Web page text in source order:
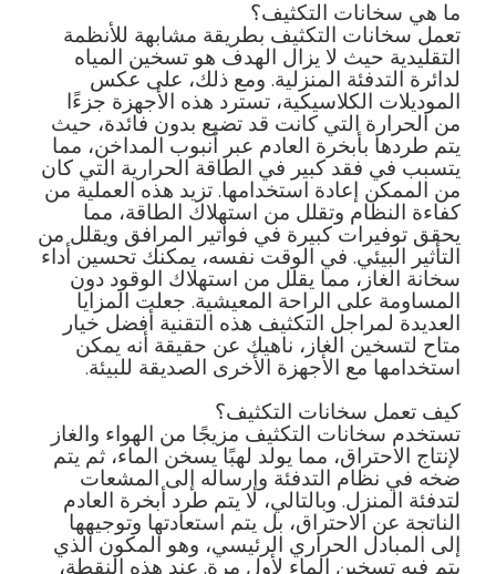
ما هي سخانات التكثيف؟
تعمل سخانات التكثيف بطريقة مشابهة للأنظمة
التقليدية حيث لا يزال الهدف هو تسخين المياه
لدائرة التدفئة المنزلية. ومع ذلك، على عكس
الموديلات الكلاسيكية، تسترد هذه الأجهزة جزءًا
من الحرارة التي كانت قد تضيع بدون فائدة، حيث
يتم طردها بأبخرة العادم عبر أنبوب المداخن، مما
يتسبب في فقد كبير في الطاقة الحرارية التي كان
من الممكن إعادة استخدامها. تزيد هذه العملية من
كفاءة النظام وتقلل من استهلاك الطاقة، مما
يحقق توفيرات كبيرة في فواتير المرافق ويقلل من
التأثير البيئي. في الوقت نفسه، يمكنك تحسين أداء
سخانة الغاز، مما يقلل من استهلاك الوقود دون
المساومة على الراحة المعيشية. جعلت المزايا
العديدة لمراجل التكثيف هذه التقنية أفضل خيار
متاح لتسخين الغاز، ناهيك عن حقيقة أنه يمكن
استخدامها مع الأجهزة الأخرى الصديقة للبيئة.
كيف تعمل سخانات التكثيف؟
تستخدم سخانات التكثيف مزيجًا من الهواء والغاز
لإنتاج الاحتراق، مما يولد لهبًا يسخن الماء، ثم يتم
ضخه في نظام التدفئة وإرساله إلى المشعات
لتدفئة المنزل. وبالتالي، لا يتم طرد أبخرة العادم
الناتجة عن الاحتراق، بل يتم استعادتها وتوجيهها
إلى المبادل الحراري الرئيسي، وهو المكون الذي
يتم فيه تسخين الماء لأول مرة. عند هذه النقطة،